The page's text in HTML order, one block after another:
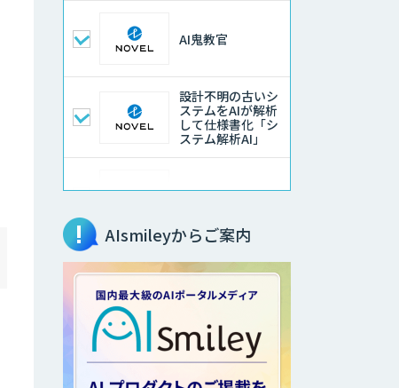
AI鬼教官
設計不明の古いシ
ステムをAIが解析
して仕様書化「シ
ステム解析AI」
LLMOチェキ
AIエージェント開
発支援
AIエンジニアアカ
デミー（バイブコ
ーディング研修）
AIsmileyからご案内